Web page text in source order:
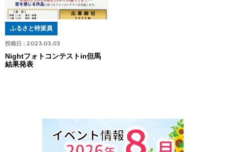
投稿日 : 2023.03.03
ふるさと特派員
Nightフォトコンテストin但馬
結果発表